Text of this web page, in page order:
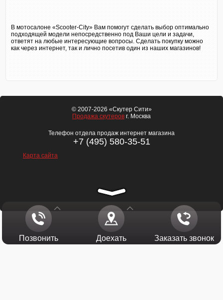
В мотосалоне «Scooter-City» Вам помогут сделать выбор оптимально
подходящей модели непосредственно под Ваши цели и задачи,
ответят на любые интересующие вопросы. Сделать покупку можно
как через интернет, так и лично посетив один из наших магазинов!
© 2007-2026 «Скутер Сити»
Продажа скутеров г. Москва
Телефон отдела продаж интернет магазина
+7 (495) 580-35-51
Карта сайта
Позвонить Доехать Заказать звонок